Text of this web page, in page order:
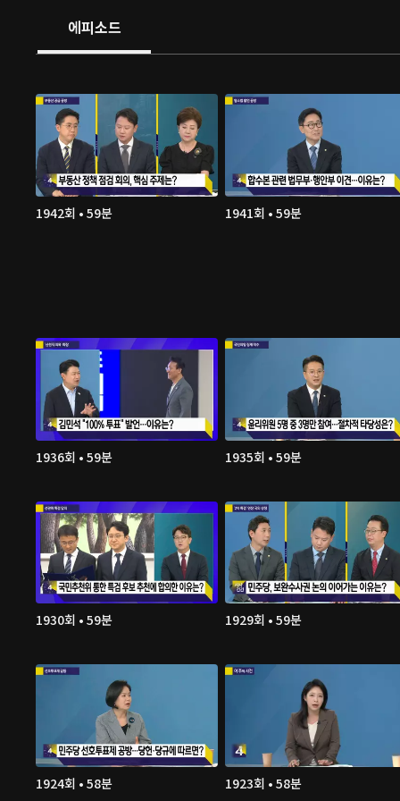
에피소드
1942회 • 59분 1941회 • 59분
1936회 • 59분 1935회 • 59분
1930회 • 59분 1929회 • 59분
1924회 • 58분 1923회 • 58분